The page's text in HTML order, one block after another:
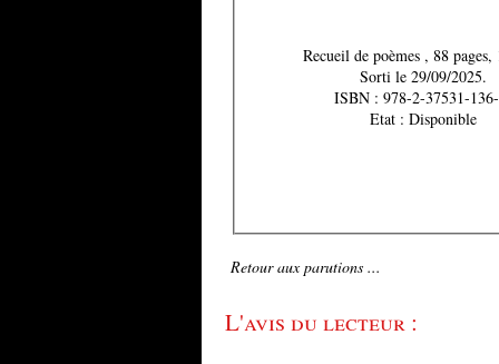
Recueil de poèmes ,
Sorti le 29/09/2025.
ISBN : 978-2-37531-
Etat : Disponible
Retour aux parutions ...
L'avis du lecteur :